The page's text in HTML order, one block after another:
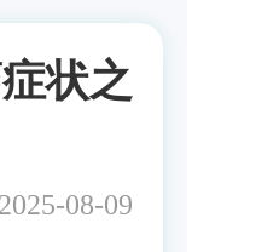
状之
08-09